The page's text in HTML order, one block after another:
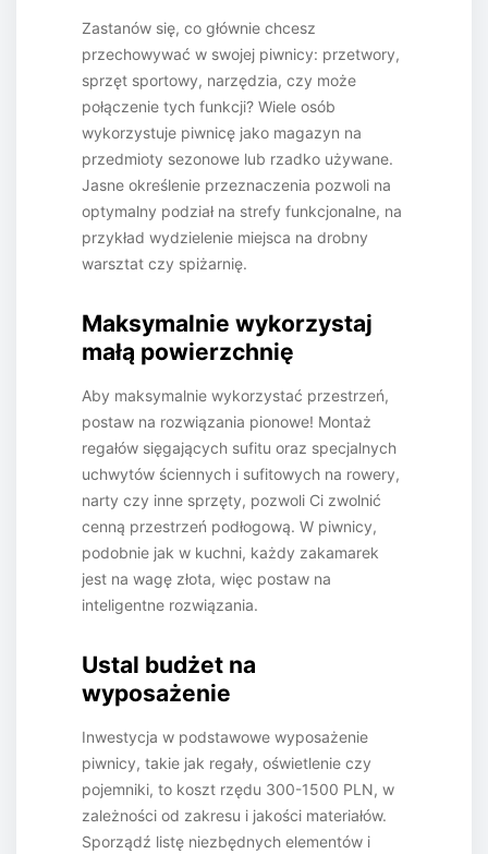
Zastanów się, co głównie chcesz
przechowywać w swojej piwnicy: przetwory,
sprzęt sportowy, narzędzia, czy może
połączenie tych funkcji? Wiele osób
wykorzystuje piwnicę jako magazyn na
przedmioty sezonowe lub rzadko używane.
Jasne określenie przeznaczenia pozwoli na
optymalny podział na strefy funkcjonalne, na
przykład wydzielenie miejsca na drobny
warsztat czy spiżarnię.
Maksymalnie wykorzystaj
małą powierzchnię
Aby maksymalnie wykorzystać przestrzeń,
postaw na rozwiązania pionowe! Montaż
regałów sięgających sufitu oraz specjalnych
uchwytów ściennych i sufitowych na rowery,
narty czy inne sprzęty, pozwoli Ci zwolnić
cenną przestrzeń podłogową. W piwnicy,
podobnie jak w kuchni, każdy zakamarek
jest na wagę złota, więc postaw na
inteligentne rozwiązania.
Ustal budżet na
wyposażenie
Inwestycja w podstawowe wyposażenie
piwnicy, takie jak regały, oświetlenie czy
pojemniki, to koszt rzędu 300-1500 PLN, w
zależności od zakresu i jakości materiałów.
Sporządź listę niezbędnych elementów i